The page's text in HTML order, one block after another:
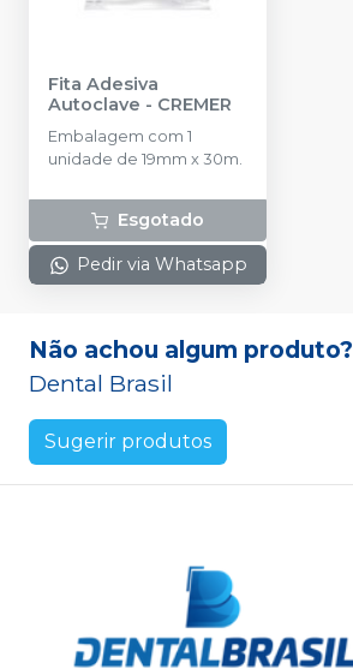
Fita Adesiva
Autoclave - CREMER
Embalagem com 1
unidade de 19mm x 30m.
Esgotado
Pedir via Whatsapp
Não achou algum produto?
Dental Brasil
Sugerir produtos